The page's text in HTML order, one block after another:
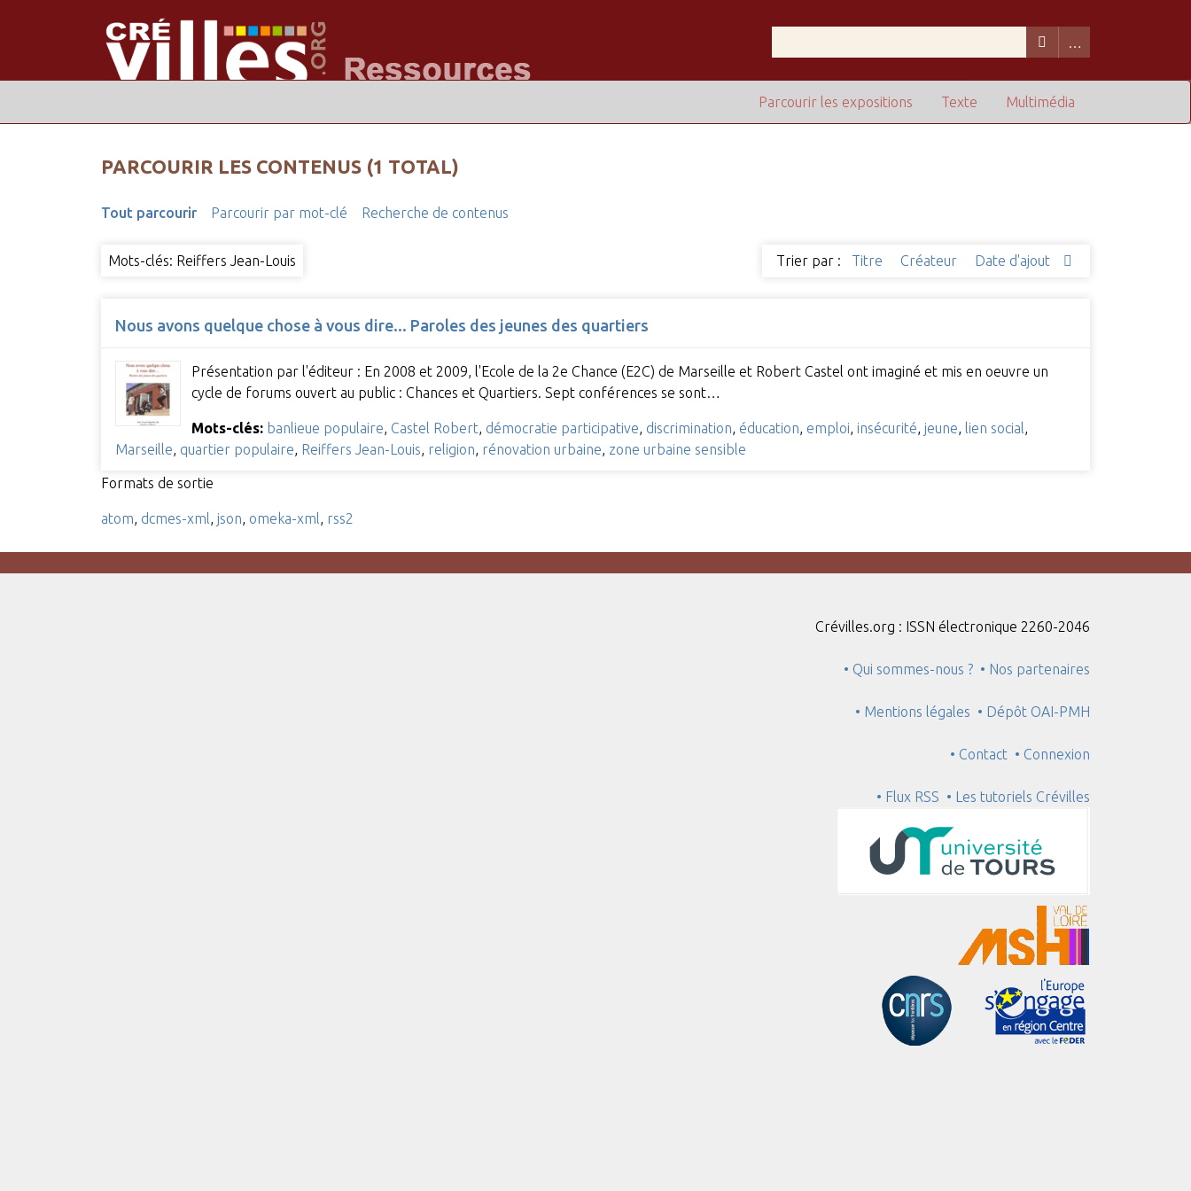
Multimédia
Texte
Parcourir les expositions
PARCOURIR LES CONTENUS (1 TOTAL)
Tout parcourir Parcourir par mot-clé Recherche de contenus
Mots-clés: Reiffers Jean-Louis Trier par : Titre Créateur Date d'ajout
Nous avons quelque chose à vous dire... Paroles des jeunes des quartiers
Présentation par l'éditeur : En 2008 et 2009, l'Ecole de la 2e Chance (E2C) de Marseille et Robert Castel ont imaginé et mis en oeuvre un
cycle de forums ouvert au public : Chances et Quartiers. Sept conférences se sont…
Mots-clés: banlieue populaire Castel Robert, démocratie participative discrimination éducation emploi insécurité jeune lien social
Marseille quartier populaire Reiffers Jean-Louis religion rénovation urbaine zone urbaine sensible
Formats de sortie
atom dcmes-xml json omeka-xml rss2
Crévilles.org : ISSN électronique 2260-2046
• Qui sommes-nous ? • Nos partenaires
• Mentions légales • Dépôt OAI-PMH
• Contact • Connexion
• Flux RSS • Les tutoriels Crévilles